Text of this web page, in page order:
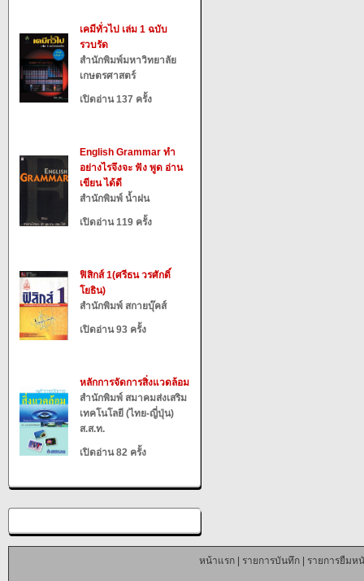
เคมีทั่วไป เล่ม 1 ฉบับ
รวบรัด
สำนักพิมพ์มหาวิทยาลัย
เกษตรศาสตร์
เปิดอ่าน 137 ครั้ง
English Grammar ทำ
อย่างไรจึงจะ ฟัง พูด อ่าน
เขียน ได้ดี
สำนักพิมพ์ น้ำฝน
เปิดอ่าน 119 ครั้ง
ฟิสิกส์ 1(ศรีธน วรศักดิ์
โยธิน)
สำนักพิมพ์ สกายบุ๊คส์
เปิดอ่าน 93 ครั้ง
หลักการจัดการสิ่งแวดล้อม
สำนักพิมพ์ สมาคมส่งเสริม
เทคโนโลยี (ไทย-ญี่ปุ่น)
ส.ส.ท.
เปิดอ่าน 82 ครั้ง
หน้าแรก| รายการบันทึก| รายการยืมห